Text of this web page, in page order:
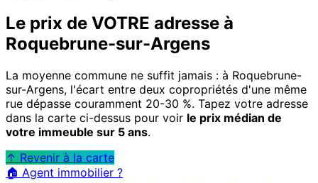
Le prix de VOTRE adresse à
Roquebrune-sur-Argens
La moyenne commune ne suffit jamais : à Roquebrune-
sur-Argens, l'écart entre deux copropriétés d'une même
rue dépasse couramment 20-30 %. Tapez votre adresse
dans la carte ci-dessus pour voir le prix médian de
votre immeuble sur 5 ans.
↑ Revenir à la carte
🏠 Agent immobilier ?